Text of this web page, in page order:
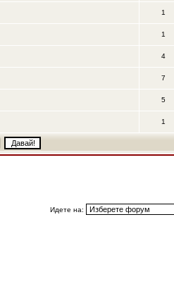
1
1
4
7
5
1
Идете на: